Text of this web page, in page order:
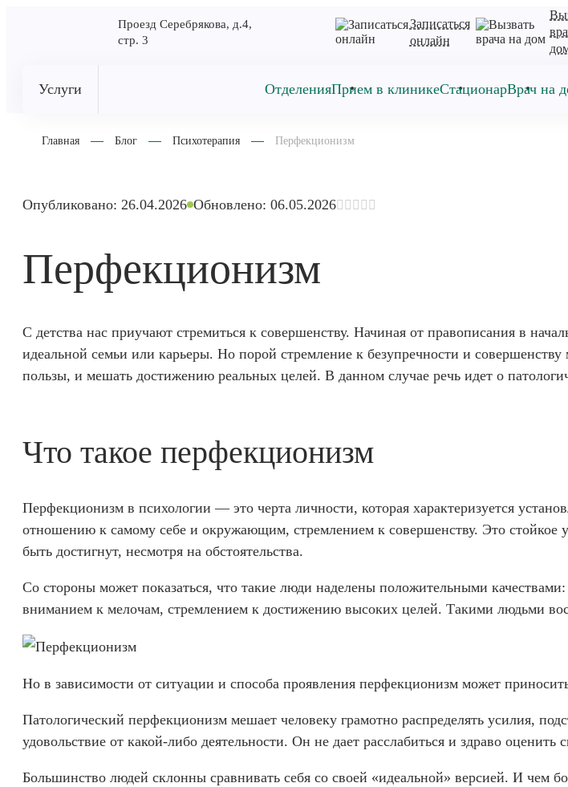
Проезд Серебрякова, д.4,
стр. 3
Записаться
онлайн
Услуги ОтделенияПрием в клиникеСтационарВрач на
Главная Блог Психотерапия Перфекционизм
Опубликовано: 26.04.2026 Обновлено: 06.05.2026
Перфекционизм
С детства нас приучают стремиться к совершенству. Начиная от правописания в
идеальной семьи или карьеры. Но порой стремление к безупречности и
пользы, и мешать достижению реальных целей. В данном случае речь идет о
Что такое перфекционизм
Перфекционизм в психологии — это черта личности, которая характеризуется
отношению к самому себе и окружающим, стремлением к совершенству. Это стойкое
быть достигнут, несмотря на обстоятельства.
Со стороны может показаться, что такие люди наделены положительными
вниманием к мелочам, стремлением к достижению высоких целей. Такими людьми
Но в зависимости от ситуации и способа проявления перфекционизм может
Патологический перфекционизм мешает человеку грамотно распределять усилия,
удовольствие от какой-либо деятельности. Он не дает расслабиться и здраво оценить
Большинство людей склонны сравнивать себя со своей «идеальной» версией. И чем